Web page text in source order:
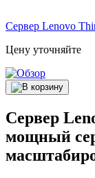
Сервер Lenovo
Цену уточняйте
Сервер
мощный